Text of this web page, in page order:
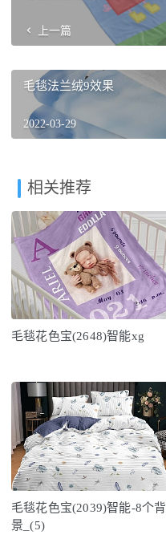
上一篇
毛毯法兰绒9效果
2022-03-29
相关推荐
毛毯花色宝(2648)智能xg
毛毯花色宝(2039)智能-8个背
景_(5)